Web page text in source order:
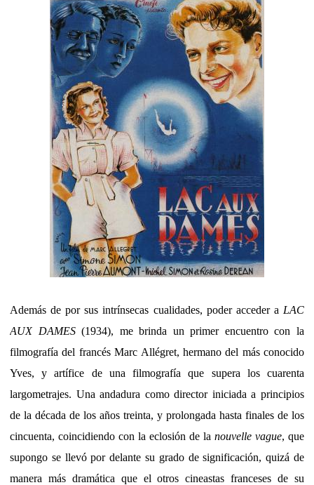
Además de por sus intrínsecas cualidades, poder acceder a LAC
AUX DAMES(1934), me brinda un primer encuentro con la
filmografía del francés Marc Allégret, hermano del más conocido
Yves, y artífice de una filmografía que supera los cuarenta
largometrajes. Una andadura como director iniciada a principios
de la década de los años treinta, y prolongada hasta finales de los
cincuenta, coincidiendo con la eclosión de la nouvelle vague, que
supongo se llevó por delante su grado de significación, quizá de
manera más dramática que el otros cineastas franceses de su